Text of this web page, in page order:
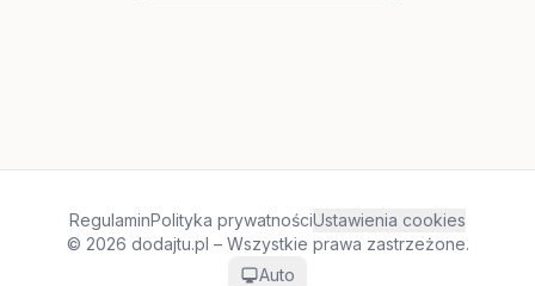
RegulaminPolityka prywatnościUstawienia cookies
© 2026 dodajtu.pl – Wszystkie prawa zastrzeżone.
Auto